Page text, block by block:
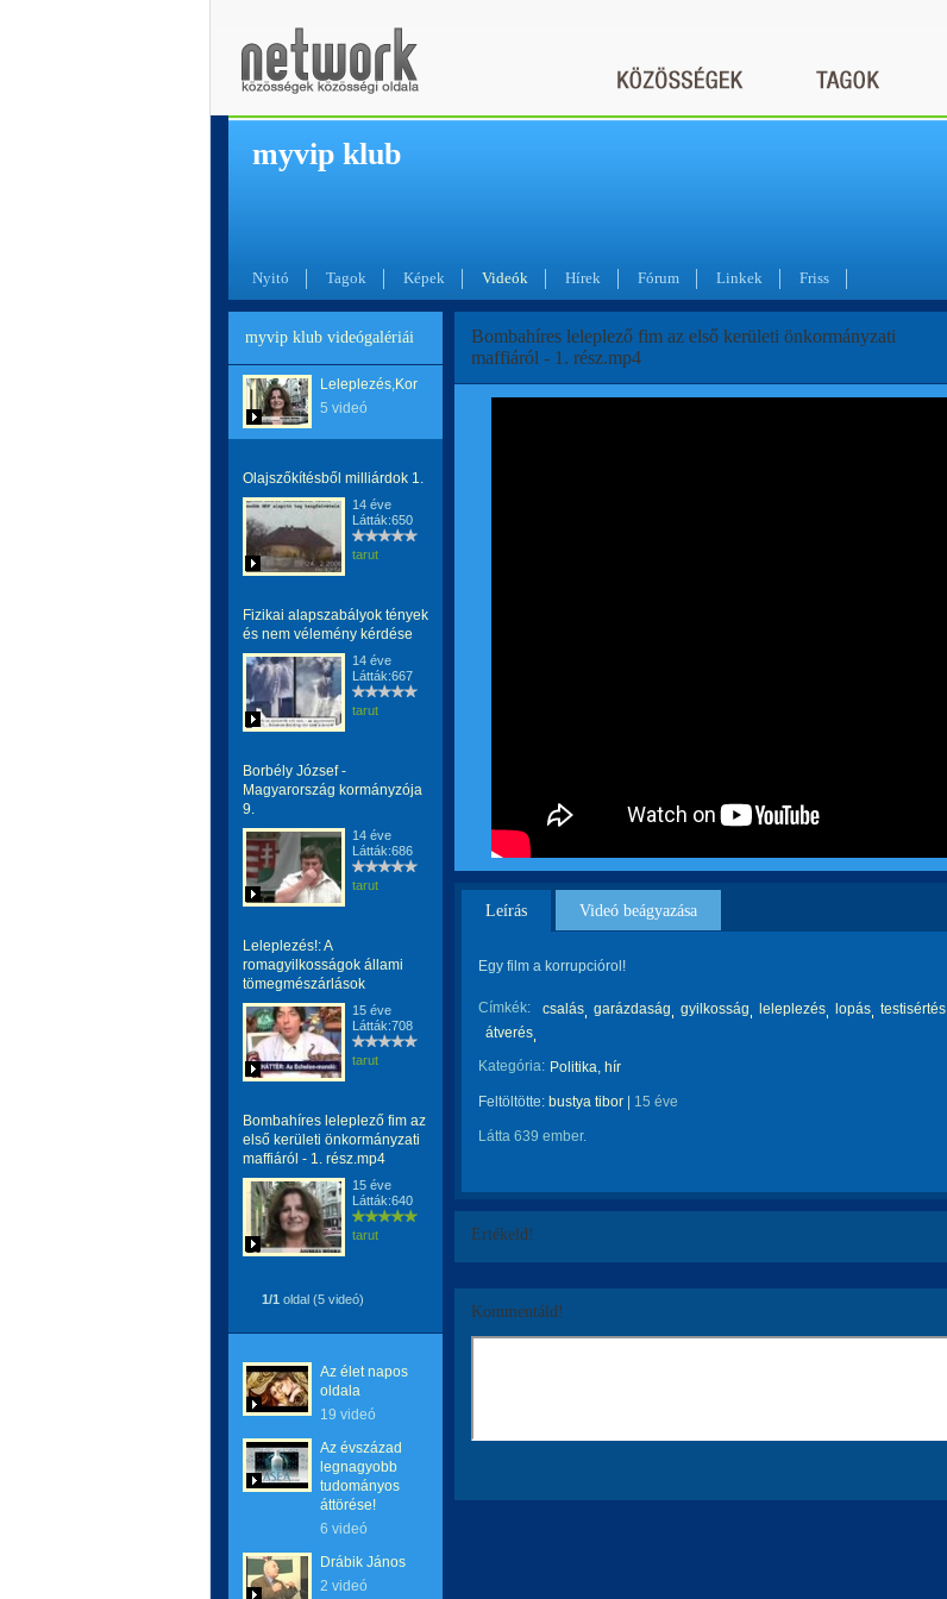
myvip klub
Nyitó Tagok Képek Videók Hírek Fórum Linkek Friss
myvip klub videógalériái
Leleplezés,Korrupció!
5 videó
Olajszőkítésből milliárdok 1.
14 éve
Látták:650
tarut
Fizikai alapszabályok tények
és nem vélemény kérdése
14 éve
Látták:667
tarut
Borbély József -
Magyarország kormányzója
9.
14 éve
Látták:686
tarut
Leleplezés!: A
romagyilkosságok állami
tömegmészárlások
15 éve
Látták:708
tarut
Bombahíres leleplező fim az
első kerületi önkormányzati
maffiáról - 1. rész.mp4
15 éve
Látták:640
tarut
1/1 oldal (5 videó)
Az élet napos
oldala
19 videó
Az évszázad
legnagyobb
tudományos
áttörése!
6 videó
Drábik János
2 videó
Bombahíres leleplező fim az első kerületi önkormányzati
maffiáról - 1. rész.mp4
Leírás Videó beágyazása
Egy film a korrupciórol!
Címkék: csalás garázdaság gyilkosság leleplezés lopás testisértés
átverés
Kategória: Politika, hír
Feltöltötte: bustya tibor 15 éve
Látta 639 ember.
Értékeld!
Kommentáld!